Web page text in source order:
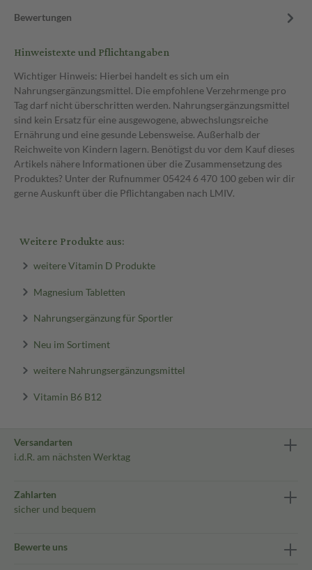
Bewertungen
Hinweistexte und Pflichtangaben
Wichtiger Hinweis: Hierbei handelt es sich um ein
Nahrungsergänzungsmittel. Die empfohlene Verzehrmenge pro
Tag darf nicht überschritten werden. Nahrungsergänzungsmittel
sind kein Ersatz für eine ausgewogene, abwechslungsreiche
Ernährung und eine gesunde Lebensweise. Außerhalb der
Reichweite von Kindern lagern. Benötigst du vor dem Kauf dieses
Artikels nähere Informationen über die Zusammensetzung des
Produktes? Unter der Rufnummer 05424 6 470 100 geben wir dir
gerne Auskunft über die Pflichtangaben nach LMIV.
Weitere Produkte aus:
weitere Vitamin D Produkte
Magnesium Tabletten
Nahrungsergänzung für Sportler
Neu im Sortiment
weitere Nahrungsergänzungsmittel
Vitamin B6 B12
Versandarten
i.d.R. am nächsten Werktag
Zahlarten
sicher und bequem
Bewerte uns